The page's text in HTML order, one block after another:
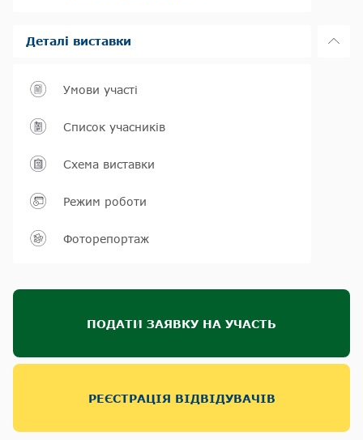
Деталі виставки
Умови участі
Список учасників
Схема виставки
Режим роботи
Фоторепортаж
ПОДАТИ ЗАЯВКУ НА УЧАСТЬ
РЕЄСТРАЦІЯ ВІДВІДУВАЧІВ